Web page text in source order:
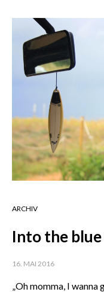
ARCHIV
Into the blue
16. MAI 2016
„Oh momma, I wanna